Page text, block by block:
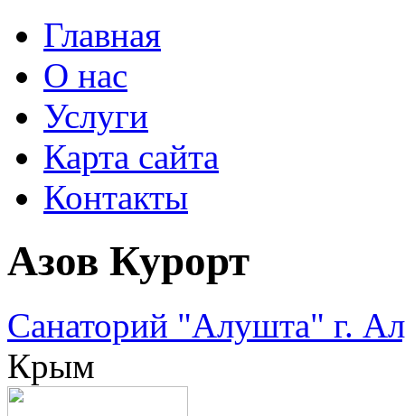
Главная
О нас
Услуги
Карта сайта
Контакты
Азов Курорт
Санаторий "Алушта" г.
Крым